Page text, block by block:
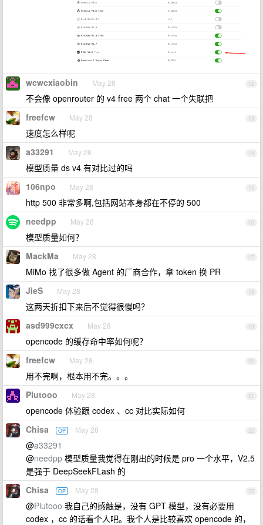
12
wcwcxiaobin May 28
不会像 openrouter 的 v4 free 两个 chat 一个失联把
13
freefcw May 28
速度怎么样呢
14
a33291 May 28
模型质量 ds v4 有对比过的吗
15
106npo May 28
http 500 非常多啊,包括网站本身都在不停的 500
16
needpp May 28
模型质量如何？
17
MackMa May 28
MiMo 找了很多做 Agent 的厂商合作，拿 token 换 PR
18
JieS May 28
这两天折扣下来后不觉得很慢吗？
19
asd999cxcx May 28
opencode 的缓存命中率如何呢？
20
freefcw May 28
用不完啊，根本用不完。。。
21
Plutooo May 28
opencode 体验跟 codex 、cc 对比实际如何
22
Chisa OP May 28
@a33291
@needpp 模型质量我觉得在刚出的时候是 pro 一个水平，V2.5
是强于 DeepSeekFLash 的
23
Chisa OP May 28
@Plutooo 我自己的感触是，没有 GPT 模型，没有必要用
codex ，cc 的话看个人吧。我个人是比较喜欢 opencode 的，